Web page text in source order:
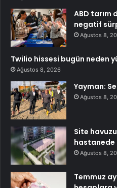
ABD tarım
negatif
Ağustos 8,
Twilio hissesi bugün neden
Ağustos 8, 2026
Yayman:
Ağustos 8,
Site
hastanede
Ağustos 8,
Temmuz